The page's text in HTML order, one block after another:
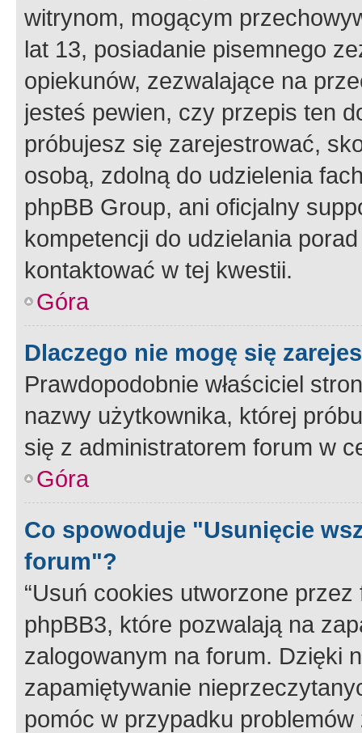
witrynom, mogącym
lat 13, posiadanie pisemnego
opiekunów, zezwalające na
jesteś pewien, czy przepis ten
próbujesz się zarejestrować,
osobą, zdolną do udzielenia
phpBB Group, ani oficjalny
kompetencji do udzielania
kontaktować w tej kwestii.
Góra
Dlaczego nie mogę się
Prawdopodobnie właściciel
nazwy użytkownika, której
się z administratorem forum w
Góra
Co spowoduje "Usunięcie
forum"?
“Usuń cookies utworzone
phpBB3, które pozwalają na
zalogowanym na forum. Dzięki
zapamiętywanie
pomóc w przypadku